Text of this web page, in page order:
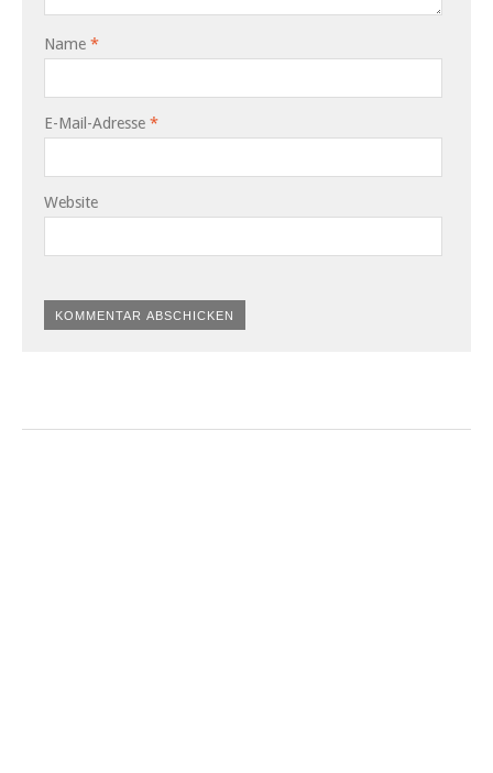
Name *
E-Mail-Adresse *
Website